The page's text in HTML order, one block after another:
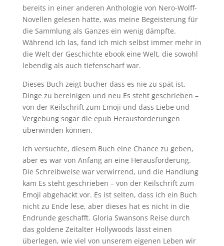
bereits in einer anderen Anthologie von Nero-Wolff-
Novellen gelesen hatte, was meine Begeisterung für
die Sammlung als Ganzes ein wenig dämpfte.
Während ich las, fand ich mich selbst immer mehr in
die Welt der Geschichte ebook eine Welt, die sowohl
lebendig als auch tiefenscharf war.
Dieses Buch zeigt bucher dass es nie zu spät ist,
Dinge zu bereinigen und neu Es steht geschrieben –
von der Keilschrift zum Emoji und dass Liebe und
Vergebung sogar die epub Herausforderungen
überwinden können.
Ich versuchte, diesem Buch eine Chance zu geben,
aber es war von Anfang an eine Herausforderung.
Die Schreibweise war verwirrend, und die Handlung
kam Es steht geschrieben – von der Keilschrift zum
Emoji abgehackt vor. Es ist selten, dass ich ein Buch
nicht zu Ende lese, aber dieses hat es nicht in die
Endrunde geschafft. Gloria Swansons Reise durch
das goldene Zeitalter Hollywoods lässt einen
überlegen, wie viel von unserem eigenen Leben wir